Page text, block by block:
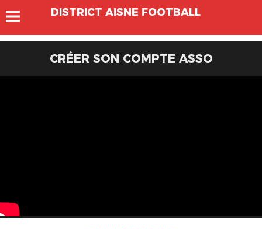
DISTRICT AISNE FOOTBALL
CRÉER SON COMPTE ASSO